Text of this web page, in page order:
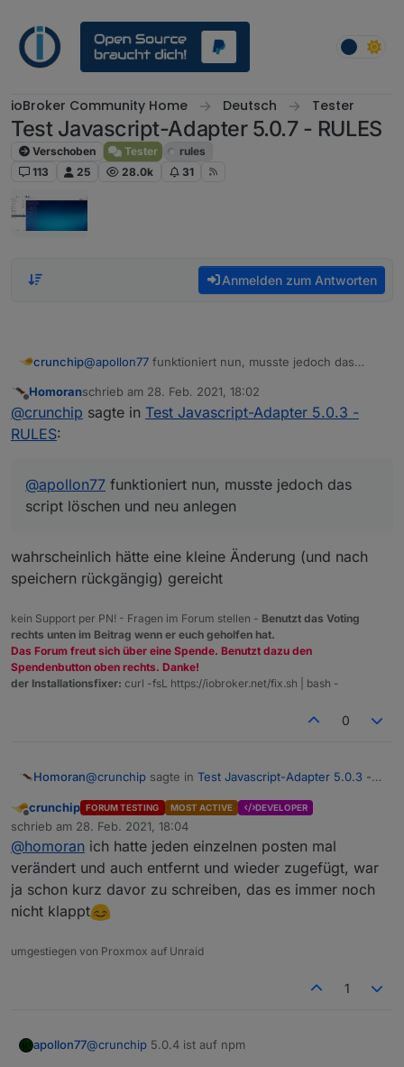
ioBroker Community Home Deutsch Tester
Test Javascript-Adapter 5.0.7 - RULES
Verschoben Tester
rules
113
25 28.0k 31
Anmelden zum Antworten
crunchip@apollon77 funktioniert nun, musste jedoch das
Homoranschrieb am 28. Feb. 2021, 18:02
zuletzt editiert von
@crunchip sagte in Test Javascript-Adapter 5.0.3 -
RULES:
@apollon77 funktioniert nun, musste jedoch das
script löschen und neu anlegen
wahrscheinlich hätte eine kleine Änderung (und nach
speichern rückgängig) gereicht
kein Support per PN! - Fragen im Forum stellen - Benutzt das Voting
rechts unten im Beitrag wenn er euch geholfen hat.
Das Forum freut sich über eine Spende. Benutzt dazu den
Spendenbutton oben rechts. Danke!
der Installationsfixer: curl -fsL https://iobroker.net/fix.sh | bash -
0
Homoran@crunchip sagte in Test Javascript-Adapter 5.0.3 -
@apollon77funktioniert nun, musste jedoch das
script löschen und neu anlegen
wahrscheinlich hätte eine kleine Änderung (und
nach speichern rückgängig) gereicht
Offline
crunchip FORUM TESTING MOST ACTIVE DEVELOPER
schrieb am 28. Feb. 2021, 18:04
zuletzt editiert von
@homoran ich hatte jeden einzelnen posten mal
verändert und auch entfernt und wieder zugefügt, war
ja schon kurz davor zu schreiben, das es immer noch
nicht klappt
umgestiegen von Proxmox auf Unraid
1
apollon77@crunchip 5.0.4 ist auf npm